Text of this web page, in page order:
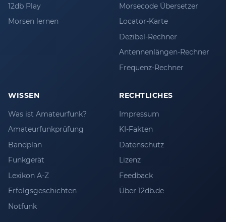
12db Play
Morsen lernen
Morsecode Übersetzer
Locator-Karte
Dezibel-Rechner
Antennenlängen-Rechner
Frequenz-Rechner
WISSEN
Was ist Amateurfunk?
Amateurfunkprüfung
Bandplan
Funkgerät
Lexikon A-Z
Erfolgsgeschichten
Notfunk
RECHTLICHES
Impressum
KI-Fakten
Datenschutz
Lizenz
Feedback
Über 12db.de